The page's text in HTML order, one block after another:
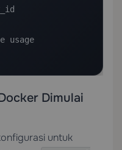
usage
Dimulai
untuk